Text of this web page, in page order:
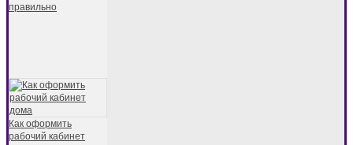
правильно
Как оформить
рабочий кабинет